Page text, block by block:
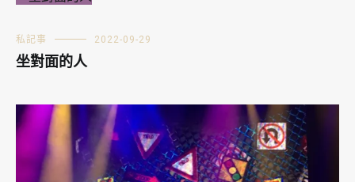
私記事 2022-09-29
坐對面的人